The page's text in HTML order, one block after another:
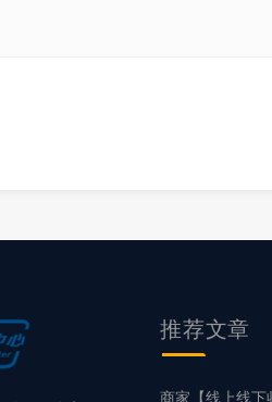
推荐文章
商家【线上线下